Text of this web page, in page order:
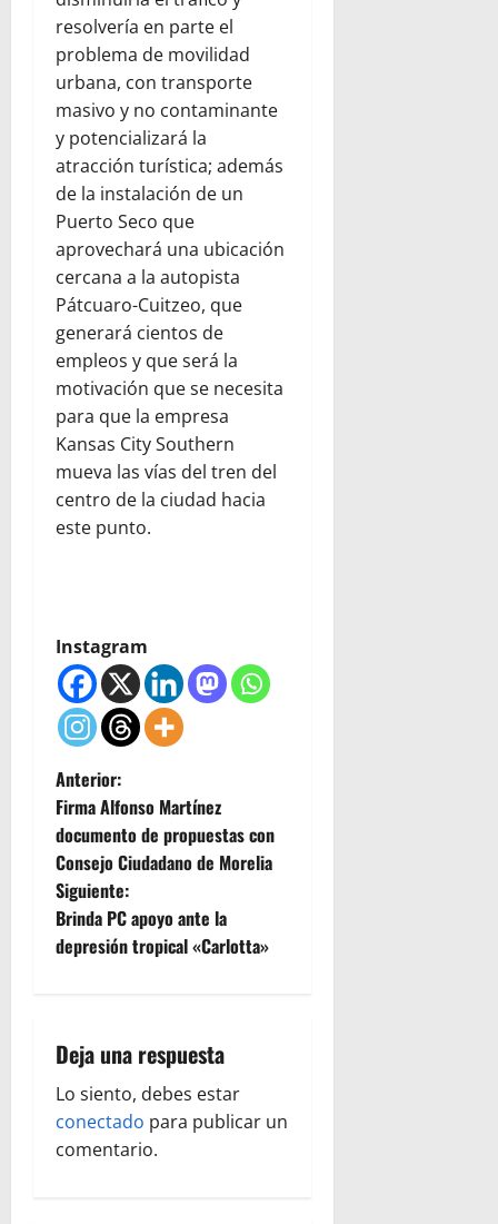
resolvería en parte el
problema de movilidad
urbana, con transporte
masivo y no contaminante
y potencializará la
atracción turística; además
de la instalación de un
Puerto Seco que
aprovechará una ubicación
cercana a la autopista
Pátcuaro-Cuitzeo, que
generará cientos de
empleos y que será la
motivación que se necesita
para que la empresa
Kansas City Southern
mueva las vías del tren del
centro de la ciudad hacia
este punto.
Instagram
N
a
v
e
c
i
ó
Anterior:
Firma Alfonso Martínez
documento de propuestas con
Consejo Ciudadano de Morelia
Siguiente:
Brinda PC apoyo ante la
depresión tropical «Carlotta»
Deja una respuesta
Lo siento, debes estar
conectado para publicar un
comentario.